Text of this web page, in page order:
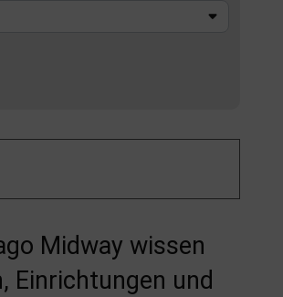
Midway wissen
Einrichtungen und